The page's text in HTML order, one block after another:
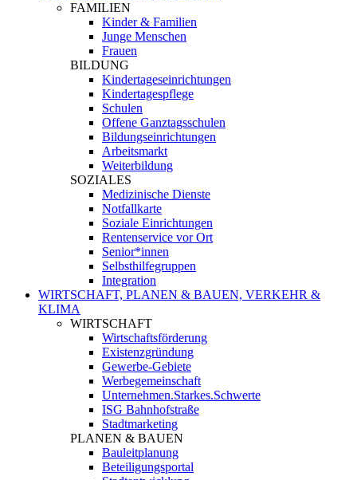
FAMILIEN
Kinder & Familien
Junge Menschen
Frauen
BILDUNG
Kindertageseinrichtungen
Kindertagespflege
Schulen
Offene Ganztagsschulen
Bildungseinrichtungen
Arbeitsmarkt
Weiterbildung
SOZIALES
Medizinische Dienste
Notfallkarte
Soziale Einrichtungen
Rentenservice vor Ort
Senior*innen
Selbsthilfegruppen
Integration
WIRTSCHAFT, PLANEN & BAUEN, VERKEHR &
KLIMA
WIRTSCHAFT
Wirtschaftsförderung
Existenzgründung
Gewerbe-Gebiete
Werbegemeinschaft
Unternehmen.Starkes.Schwerte
ISG Bahnhofstraße
Stadtmarketing
PLANEN & BAUEN
Bauleitplanung
Beteiligungsportal